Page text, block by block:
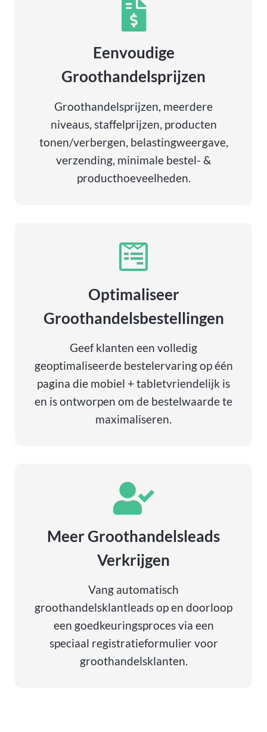
Eenvoudige
Groothandelsprijzen
Groothandelsprijzen, meerdere
niveaus, staffelprijzen, producten
tonen/verbergen, belastingweergave,
verzending, minimale bestel- &
producthoeveelheden.
Optimaliseer
Groothandelsbestellingen
Geef klanten een volledig
geoptimaliseerde bestelervaring op één
pagina die mobiel + tabletvriendelijk is
en is ontworpen om de bestelwaarde te
maximaliseren.
Meer Groothandelsleads
Verkrijgen
Vang automatisch
groothandelsklantleads op en doorloop
een goedkeuringsproces via een
speciaal registratieformulier voor
groothandelsklanten.